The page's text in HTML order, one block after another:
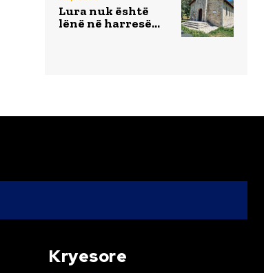
Lura nuk është
lënë në harresë…
Kryesore